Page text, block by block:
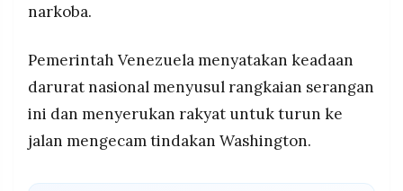
narkoba.
Pemerintah Venezuela menyatakan keadaan
darurat nasional menyusul rangkaian serangan
ini dan menyerukan rakyat untuk turun ke
jalan mengecam tindakan Washington.